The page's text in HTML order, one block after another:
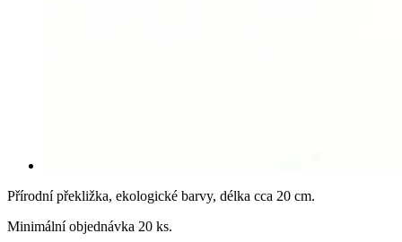
Přírodní překližka, ekologické barvy, délka cca 20 cm.
Minimální objednávka 20 ks.